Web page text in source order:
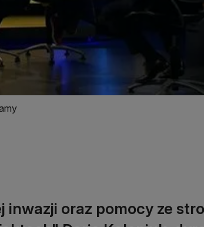
inwazji oraz pomocy ze